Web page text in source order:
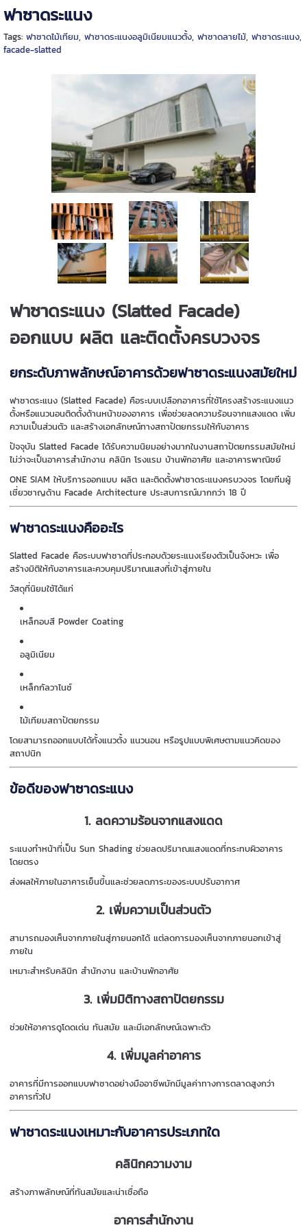
ฟาซาดระแนง
Tags: ฟาซาดไม้เทียม, ฟาซาดระแนงอลูมิเนียมแนวตั้ง, ฟาซาดลายไม้, ฟาซาดระแนง,
facade-slatted
ฟาซาดระแนง (Slatted Facade)
ออกแบบ ผลิต และติดตั้งครบวงจร
ยกระดับภาพลักษณ์อาคารด้วยฟาซาดระแนงสมัยใหม่
ฟาซาดระแนง (Slatted Facade) คือระบบเปลือกอาคารที่ใช้โครงสร้างระแนงแนว
ตั้งหรือแนวนอนติดตั้งด้านหน้าของอาคาร เพื่อช่วยลดความร้อนจากแสงแดด เพิ่ม
ความเป็นส่วนตัว และสร้างเอกลักษณ์ทางสถาปัตยกรรมให้กับอาคาร
ปัจจุบัน Slatted Facade ได้รับความนิยมอย่างมากในงานสถาปัตยกรรมสมัยใหม่
ไม่ว่าจะเป็นอาคารสำนักงาน คลินิก โรงแรม บ้านพักอาศัย และอาคารพาณิชย์
ONE SIAM ให้บริการออกแบบ ผลิต และติดตั้งฟาซาดระแนงครบวงจร โดยทีมผู้
เชี่ยวชาญด้าน Facade Architecture ประสบการณ์มากกว่า 18 ปี
ฟาซาดระแนงคืออะไร
Slatted Facade คือระบบฟาซาดที่ประกอบด้วยระแนงเรียงตัวเป็นจังหวะ เพื่อ
สร้างมิติให้กับอาคารและควบคุมปริมาณแสงที่เข้าสู่ภายใน
วัสดุที่นิยมใช้ได้แก่
เหล็กอบสี Powder Coating
อลูมิเนียม
เหล็กกัลวาไนซ์
ไม้เทียมสถาปัตยกรรม
โดยสามารถออกแบบได้ทั้งแนวตั้ง แนวนอน หรือรูปแบบพิเศษตามแนวคิดของ
สถาปนิก
ข้อดีของฟาซาดระแนง
1. ลดความร้อนจากแสงแดด
ระแนงทำหน้าที่เป็น Sun Shading ช่วยลดปริมาณแสงแดดที่กระทบผิวอาคาร
โดยตรง
ส่งผลให้ภายในอาคารเย็นขึ้นและช่วยลดภาระของระบบปรับอากาศ
2. เพิ่มความเป็นส่วนตัว
สามารถมองเห็นจากภายในสู่ภายนอกได้ แต่ลดการมองเห็นจากภายนอกเข้าสู่
ภายใน
เหมาะสำหรับคลินิก สำนักงาน และบ้านพักอาศัย
3. เพิ่มมิติทางสถาปัตยกรรม
ช่วยให้อาคารดูโดดเด่น ทันสมัย และมีเอกลักษณ์เฉพาะตัว
4. เพิ่มมูลค่าอาคาร
อาคารที่มีการออกแบบฟาซาดอย่างมืออาชีพมักมีมูลค่าทางการตลาดสูงกว่า
อาคารทั่วไป
ฟาซาดระแนงเหมาะกับอาคารประเภทใด
คลินิกความงาม
สร้างภาพลักษณ์ที่ทันสมัยและน่าเชื่อถือ
อาคารสำนักงาน